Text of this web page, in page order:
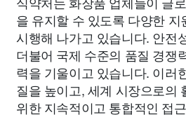
을 유지할 수 있도록 다양한 지
시행해 나가고 있습니다. 안전
더불어 국제 수준의 품질 경쟁
력을 기울이고 있습니다. 이러
질을 높이고, 세계 시장으로의
위한 지속적이고 통합적인 접